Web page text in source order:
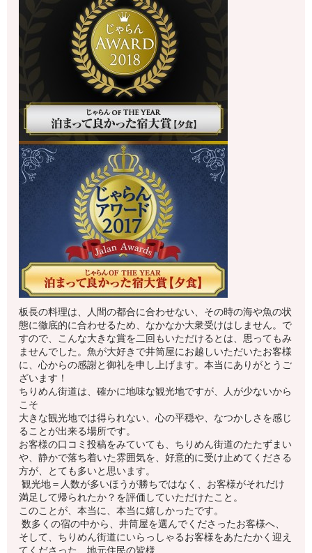
板長の料理は、人間の都合に合わせない、その時の海や魚の状
態に徹底的に合わせるため、なかなか大衆受けはしません。で
すので、こんな大きな賞を二回もいただけるとは、思ってもみ
ませんでした。魚が大好きで井筒屋にお越しいただいたお客様
に、心からの感謝と御礼を申し上げます。本当にありがとうご
ざいます！
ちりめん街道は、確かに地味な観光地ですが、人が少ないから
こそ
大きな観光地では得られない、心の平穏や、なつかしさを感じ
ることが出来る場所です。
お客様の口コミ投稿をみていても、ちりめん街道のたたずまい
や、静かで落ち着いた雰囲気を、好意的に受け止めてくださる
方が、とても多いと思います。
観光地＝人数が多いほうが勝ちではなく、お客様がそれだけ
満足して帰られたか？を評価していただけたこと。
このことが、本当に、本当に嬉しかったです。
数多くの宿の中から、井筒屋を選んでくださったお客様へ、
そして、ちりめん街道にいらっしゃるお客様をあたたかく迎え
てくださった、地元住民の皆様